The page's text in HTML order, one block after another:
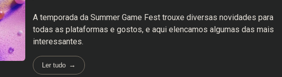
A temporada da Summer Game Fest trouxe diversas novidades para
todas as plataformas e gostos, e aqui elencamos algumas das mais
interessantes.
Ler tudo